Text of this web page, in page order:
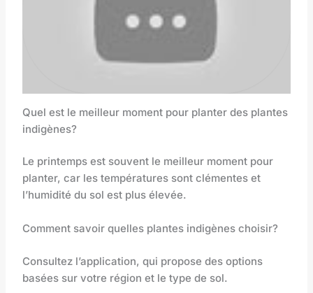
Quel est le meilleur moment pour planter des plantes
indigènes?
Le printemps est souvent le meilleur moment pour
planter, car les températures sont clémentes et
l’humidité du sol est plus élevée.
Comment savoir quelles plantes indigènes choisir?
Consultez l’application, qui propose des options
basées sur votre région et le type de sol.